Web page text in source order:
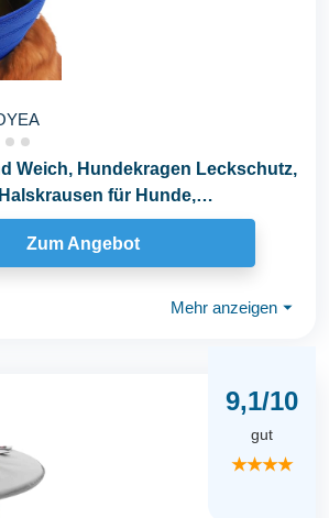
Weich, Hundekragen Leckschutz,
für Hunde,
Zum Angebot
Mehr anzeigen ⏷
9,1/10
gut
★★★★